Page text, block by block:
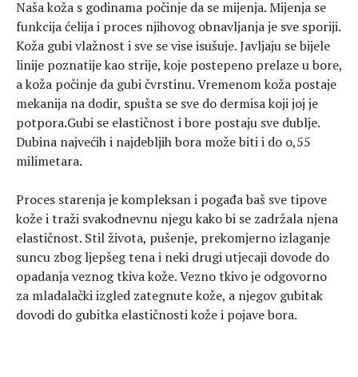
Naša koža s godinama počinje da se mijenja. Mijenja se
funkcija ćelija i proces njihovog obnavljanja je sve sporiji.
Koža gubi vlažnost i sve se vise isušuje. Javljaju se bijele
linije poznatije kao strije, koje postepeno prelaze u bore,
a koža počinje da gubi čvrstinu. Vremenom koža postaje
mekanija na dodir, spušta se sve do dermisa koji joj je
potpora.Gubi se elastičnost i bore postaju sve dublje.
Dubina najvećih i najdebljih bora može biti i do o,55
milimetara.
Proces starenja je kompleksan i pogađa baš sve tipove
kože i traži svakodnevnu njegu kako bi se zadržala njena
elastičnost. Stil života, pušenje, prekomjerno izlaganje
suncu zbog ljepšeg tena i neki drugi utjecaji dovode do
opadanja veznog tkiva kože. Vezno tkivo je odgovorno
za mladalački izgled zategnute kože, a njegov gubitak
dovodi do gubitka elastičnosti kože i pojave bora.